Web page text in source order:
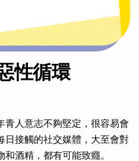
性循環
青人意志不夠堅定，很容易會
日接觸的社交媒體，大至會對
酒精，都有可能致癮。